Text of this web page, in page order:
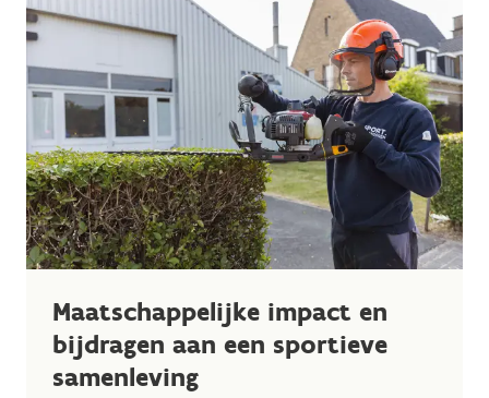
Maatschappelijke impact en
bijdragen aan een sportieve
samenleving